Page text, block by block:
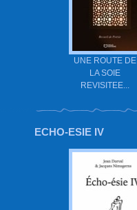
UNE ROUTE DE
LA SOIE
REVISITEE...
ECHO-ESIE IV